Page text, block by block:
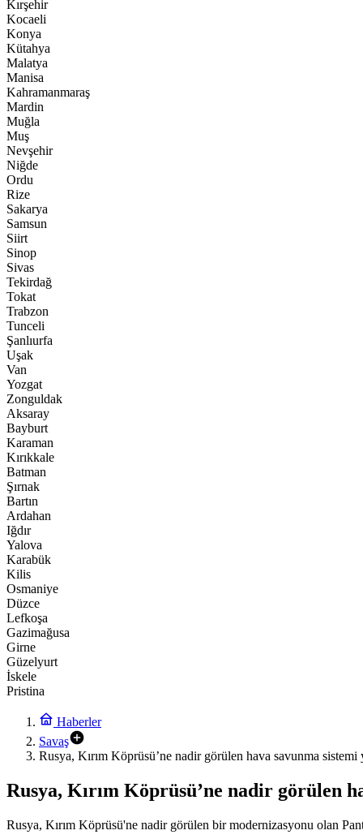
Kırşehir
Kocaeli
Konya
Kütahya
Malatya
Manisa
Kahramanmaraş
Mardin
Muğla
Muş
Nevşehir
Niğde
Ordu
Rize
Sakarya
Samsun
Siirt
Sinop
Sivas
Tekirdağ
Tokat
Trabzon
Tunceli
Şanlıurfa
Uşak
Van
Yozgat
Zonguldak
Aksaray
Bayburt
Karaman
Kırıkkale
Batman
Şırnak
Bartın
Ardahan
Iğdır
Yalova
Karabük
Kilis
Osmaniye
Düzce
Lefkoşa
Gazimağusa
Girne
Güzelyurt
İskele
Pristina
Haberler
Savaş
Rusya, Kırım Köprüsü’ne nadir görülen hava savunma sistemi
Rusya, Kırım Köprüsü’ne nadir görülen
Rusya, Kırım Köprüsü'ne nadir görülen bir modernizasyonu olan